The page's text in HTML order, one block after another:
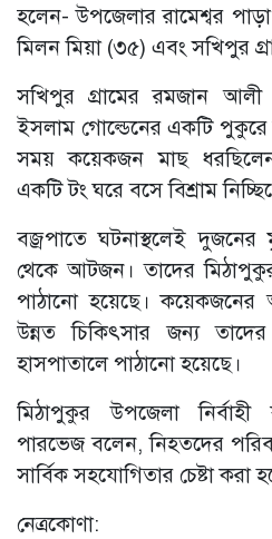
হলেন- উপজেলার রামেশ্বর
মিলন মিয়া (৩৫) এবং সখিপুর
সখিপুর গ্রামের রমজান আলী
ইসলাম গোল্ডেনের একটি
সময় কয়েকজন মাছ
একটি টং ঘরে বসে বিশ্রাম
বজ্রপাতে ঘটনাস্থলেই
থেকে আটজন। তাদের মিঠাপুকুর
পাঠানো হয়েছে। কয়েকজনের
উন্নত চিকিৎসার জন্য
হাসপাতালে পাঠানো হয়েছে।
মিঠাপুকুর উপজেলা
পারভেজ বলেন, নিহতদের
সার্বিক সহযোগিতার চেষ্টা করা
নেত্রকোণা: